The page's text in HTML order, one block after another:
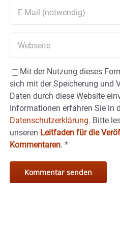
Mit der Nutzung dieses
sich mit der Speicherung und
Daten durch diese Website
Informationen erfahren Sie in
Datenschutzerklärung. Bitte
unseren Leitfaden für die
Kommentaren. *